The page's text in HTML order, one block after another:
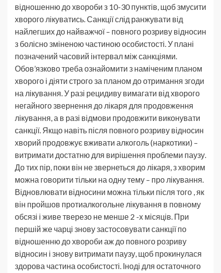
відношенню до хвороби з 10-30 пунктів, щоб змусити
хворого лікуватись. Санкції слід ранжувати від
найлегших до найважчої – повного розриву відносин
з болісно зміненою частиною особистості. У плані
позначений часовий інтервал між санкціями.
Обов’язково треба ознайомити з наміченим планом
хворого і діяти строго за планом до отримання згоди
на лікування. У разі рецидиву вимагати від хворого
негайного звернення до лікаря для продовження
лікування, а в разі відмови продовжити виконувати
санкції. Якщо навіть після повного розриву відносин
хворий продовжує вживати алкоголь (наркотики) –
витримати достатню для вирішення проблеми паузу.
До тих пір, поки він не звернеться до лікаря, з хворим
можна говорити тільки на одну тему – про лікування.
Відновлювати відносини можна тільки після того , як
він пройшов протиалкогольне лікування в повному
обсязі і живе тверезо не менше 2 -х місяців. При
першій же чарці знову застосовувати санкції по
відношенню до хвороби аж до повного розриву
відносин і знову витримати паузу, щоб прокинулася
здорова частина особистості. Іноді для остаточного